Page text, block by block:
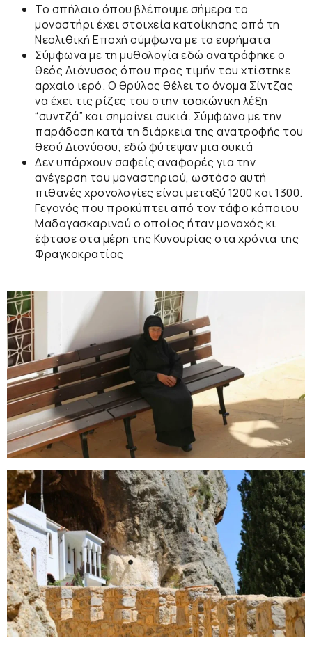
Το σπήλαιο όπου βλέπουμε σήμερα το
μοναστήρι έχει στοιχεία κατοίκησης από τη
Νεολιθική Εποχή σύμφωνα με τα ευρήματα
Σύμφωνα με τη μυθολογία εδώ ανατράφηκε ο
θεός Διόνυσος όπου προς τιμήν του χτίστηκε
αρχαίο ιερό. Ο θρύλος θέλει το όνομα Σίντζας
να έχει τις ρίζες του στην τσακώνικη λέξη
“συντζά” και σημαίνει συκιά. Σύμφωνα με την
παράδοση κατά τη διάρκεια της ανατροφής του
θεού Διονύσου, εδώ φύτεψαν μια συκιά
Δεν υπάρχουν σαφείς αναφορές για την
ανέγερση του μοναστηριού, ωστόσο αυτή
πιθανές χρονολογίες είναι μεταξύ 1200 και 1300.
Γεγονός που προκύπτει από τον τάφο κάποιου
Μαδαγασκαρινού ο οποίος ήτανμοναχός κι
έφτασε στα μέρη της Κυνουρίας στα χρόνια της
Φραγκοκρατίας